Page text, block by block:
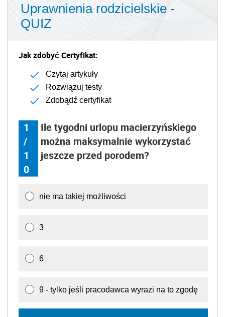
Uprawnienia rodzicielskie -
QUIZ
Jak zdobyć Certyfikat:
Czytaj artykuły
Rozwiązuj testy
Zdobądź certyfikat
1
/
1
0
Ile tygodni urlopu macierzyńskiego
można maksymalnie wykorzystać
jeszcze przed porodem?
nie ma takiej możliwości
3
6
9 - tylko jeśli pracodawca wyrazi na to zgodę